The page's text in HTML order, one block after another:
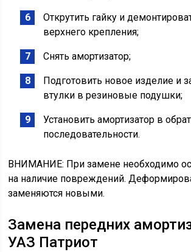
Открутить гайку и
верхнего крепления;
Снять амортизатор;
Подготовить новое изделие и
втулки в резиновые подушки;
Установить амортизатор в
последовательности.
ВНИМАНИЕ: При замене необходимо
на наличие повреждений.
заменяются новыми.
Замена передних
УАЗ Патриот